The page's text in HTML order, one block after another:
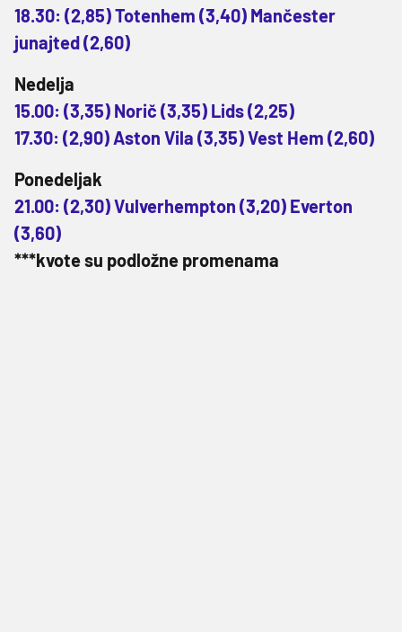
18.30: (2,85) Totenhem (3,40) Mančester
junajted (2,60)
Nedelja
15.00: (3,35) Norič (3,35) Lids (2,25)
17.30: (2,90) Aston Vila (3,35) Vest Hem (2,60)
Ponedeljak
21.00: (2,30) Vulverhempton (3,20) Everton
(3,60)
***kvote su podložne promenama